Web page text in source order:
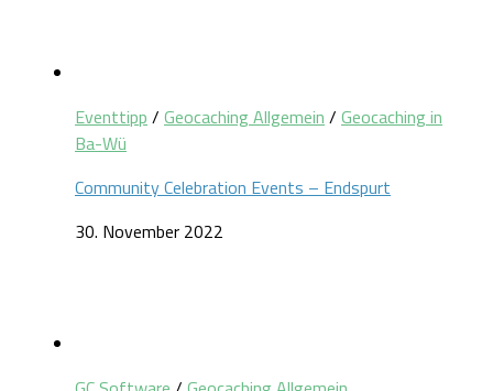
Eventtipp / Geocaching Allgemein / Geocaching in
Ba-Wü
Community Celebration Events – Endspurt
30. November 2022